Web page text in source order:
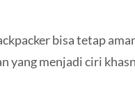
bisa tetap
yang menjadi ciri